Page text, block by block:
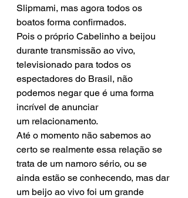
Slipmami, mas agora todos os
boatos forma confirmados.
Pois o próprio Cabelinho a beijou
durante transmissão ao vivo,
televisionado para todos os
espectadores do Brasil, não
podemos negar que é uma forma
incrível de anunciar
um relacionamento.
Até o momento não sabemos ao
certo se realmente essa relação se
trata de um namoro sério, ou se
ainda estão se conhecendo, mas dar
um beijo ao vivo foi um grande